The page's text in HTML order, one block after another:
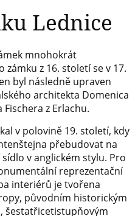
Lednice
mnohokrát
z 16. století se v 17.
byl následně upraven
architekta Domenica
z Erlachu.
v polovině 19. století, kdy
přebudovat na
v anglickém stylu. Pro
reprezentační
interiérů je tvořena
původním historickým
šestatřicetistupňovým